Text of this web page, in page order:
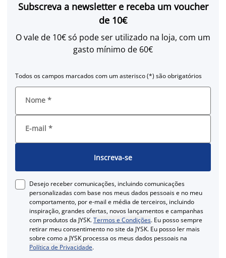
Subscreva a newsletter e receba um voucher
de 10€
O vale de 10€ só pode ser utilizado na loja, com um
gasto mínimo de 60€
Todos os campos marcados com um asterisco (*) são obrigatórios
Nome *
E-mail *
Inscreva-se
Desejo receber comunicações, incluindo comunicações
personalizadas com base nos meus dados pessoais e no meu
comportamento, por e-mail e média de terceiros, incluindo
inspiração, grandes ofertas, novos lançamentos e campanhas
com produtos da JYSK.Termos e Condições. Eu posso sempre
retirar meu consentimento no site da JYSK. Eu posso ler mais
sobre como a JYSK processa os meus dados pessoais na
Política de Privacidade.